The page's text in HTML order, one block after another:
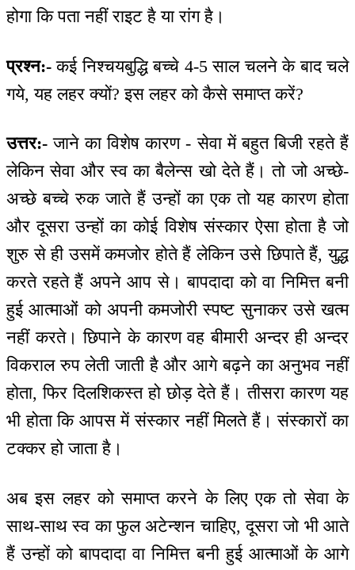
होगा कि पता नहीं राइट है या रांग है।
प्रश्न:- कई निश्चयबुद्धि बच्चे 4-5 साल चलने के बाद चले
गये, यह लहर क्यों? इस लहर को कैसे समाप्त करें?
उत्तर:- जाने का विशेष कारण - सेवा में बहुत बिजी रहते हैं
लेकिन सेवा और स्व का बैलेन्स खो देते हैं। तो जो अच्छे-
अच्छे बच्चे रुक जाते हैं उन्हों का एक तो यह कारण होता
और दूसरा उन्हों का कोई विशेष संस्कार ऐसा होता है जो
शुरु से ही उसमें कमजोर होते हैं लेकिन उसे छिपाते हैं, युद्ध
करते रहते हैं अपने आप से। बापदादा को वा निमित्त बनी
हुई आत्माओं को अपनी कमजोरी स्पष्ट सुनाकर उसे खत्म
नहीं करते। छिपाने के कारण वह बीमारी अन्दर ही अन्दर
विकराल रुप लेती जाती है और आगे बढ़ने का अनुभव नहीं
होता, फिर दिलशिकस्त हो छोड़ देते हैं। तीसरा कारण यह
भी होता कि आपस में संस्कार नहीं मिलते हैं। संस्कारों का
टक्कर हो जाता है।
अब इस लहर को समाप्त करने के लिए एक तो सेवा के
साथ-साथ स्व का फुल अटेन्शन चाहिए, दूसरा जो भी आते
हैं उन्हों को बापदादा वा निमित्त बनी हुई आत्माओं के आगे